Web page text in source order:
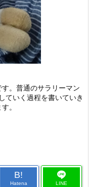
。普通のサラリーマン
ていく過程を書いていき
。
B!
Hatena LINE